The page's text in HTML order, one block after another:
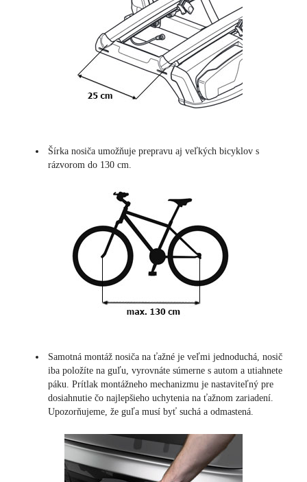
Šírka nosiča umožňuje prepravu aj veľkých bicyklov s
rázvorom do 130 cm.
Samotná montáž nosiča na ťažné je veľmi jednoduchá, nosič
iba položíte na guľu, vyrovnáte súmerne s autom a utiahnete
páku. Prítlak montážneho mechanizmu je nastaviteľný pre
dosiahnutie čo najlepšieho uchytenia na ťažnom zariadení.
Upozorňujeme, že guľa musí byť suchá a odmastená.